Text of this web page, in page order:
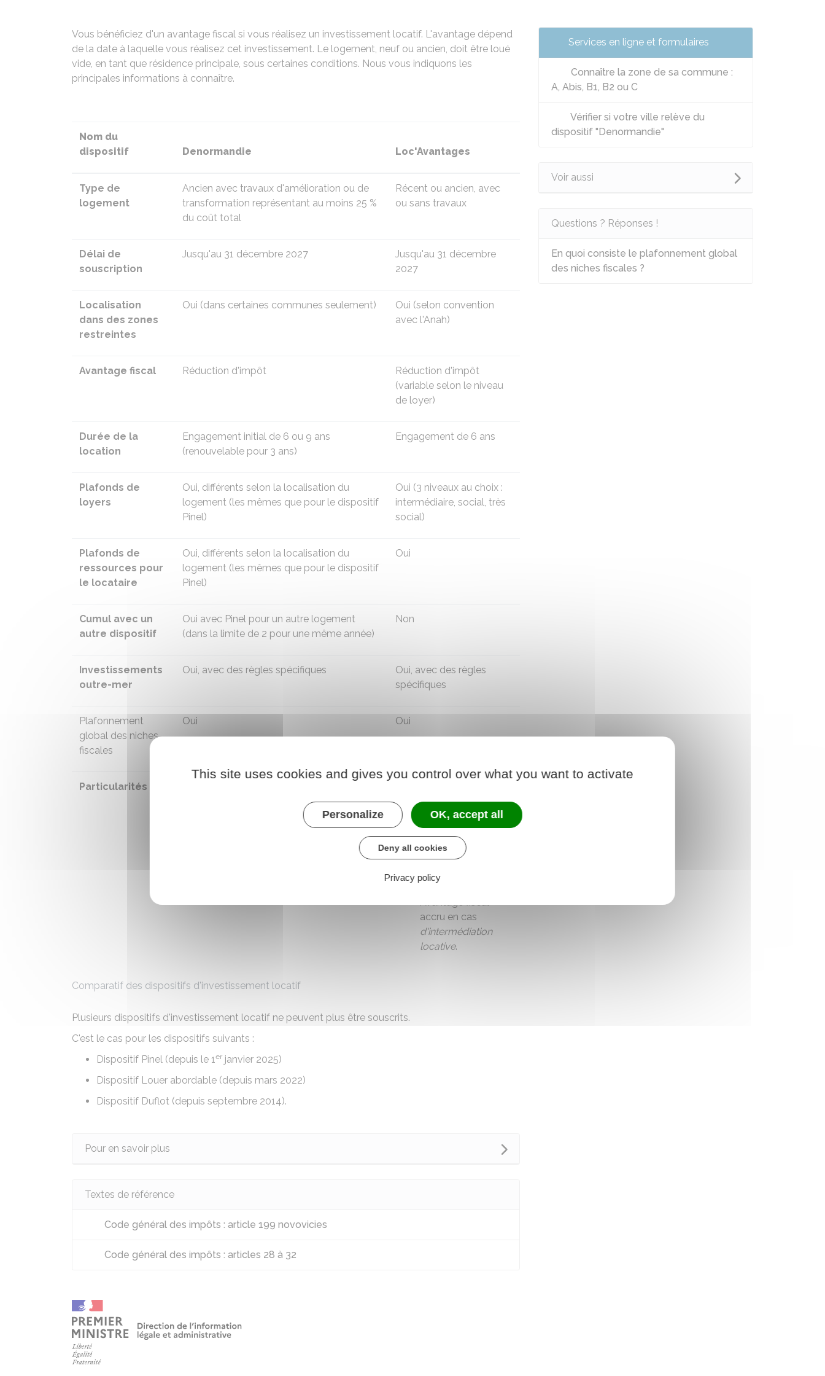
Vous bénéficiez d'un avantage fiscal si vous réalisez un investissement locatif. L'avantage dépend
de la date à laquelle vous réalisez cet investissement. Le logement, neuf ou ancien, doit être loué
vide, en tant que résidence principale, sous certaines conditions. Nous vous indiquons les
principales informations à connaître.
Comparatif des dispositifs d'investissement locatif
Nom du
dispositif
Denormandie Loc'Avantages
Type de
logement
Ancien avec travaux d'amélioration ou de
transformation représentant au moins 25 %
du coût total
Récent ou ancien, avec
ou sans travaux
Délai de
souscription
Jusqu'au 31 décembre 2027
Jusqu'au 31 décembre
2027
Localisation
dans des zones
restreintes
Oui (dans certaines communes seulement)
Oui (selon convention
avec l'Anah)
Avantage fiscal Réduction d'impôt
Réduction d'impôt
(variable selon le niveau
de loyer)
Durée de la
location
Engagement initial de 6 ou 9 ans
(renouvelable pour 3 ans)
Engagement de 6 ans
Plafonds de
loyers
Oui, différents selon la localisation du
logement (les mêmes que pour le dispositif
Pinel)
Oui (3 niveaux au choix :
intermédiaire, social, très
social)
Plafonds de
ressources pour
le locataire
Oui, différents selon la localisation du
logement (les mêmes que pour le dispositif
Pinel)
Oui
Cumul avec un
autre dispositif
Oui avec Pinel pour un autre logement
(dans la limite de 2 pour une même année)
Non
Investissements
outre-mer
Oui, avec des règles spécifiques
Oui, avec des règles
spécifiques
Plafonnement
global des niches
fiscales
Oui Oui
Particularités
obligatoire d'une
convention avec
l'Anah
Respect de critères
énergétique
Avantage fiscal
accru en cas
d'intermédiation
locative.
Plusieurs dispositifs d'investissement locatif ne peuvent plus être souscrits.
C'est le cas pour les dispositifs suivants :
Dispositif Pinel (depuis le 1er janvier 2025)
Dispositif Louer abordable (depuis mars 2022)
Dispositif Duflot (depuis septembre 2014).
Pour en savoir plus
Textes de référence
Code général des impôts : article 199 novovicies
Code général des impôts : articles 28 à 32
Services en ligne et formulaires
Connaître la zone de sa commune :
A, Abis, B1, B2 ou C
Vérifier si votre ville relève du
dispositif "Denormandie"
Voir aussi
Questions ? Réponses !
En quoi consiste le plafonnement global
des niches fiscales ?
This site uses cookies and gives you control over what you want to activate
Personalize OK, accept all
Deny all cookies
Privacy policy